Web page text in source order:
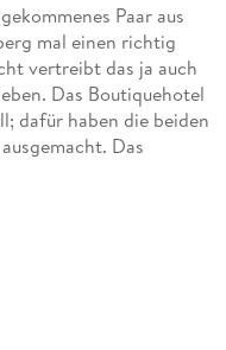
Paar aus
mal einen richtig
vertreibt das ja auch
Das Boutiquehotel
dafür haben die beiden
Das
einer Woche
mehr zur Enttäuschung,
bricht mit